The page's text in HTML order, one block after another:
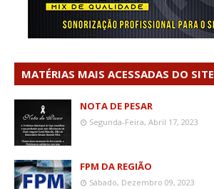
MATÉRIAS MAIS ACESSADAS DO SITE
NOTA DE PESAR
Segunda-Feira, Abril 17, 2023
FPM DA REGIÃO
Sábado, Dezembro 09, 2023